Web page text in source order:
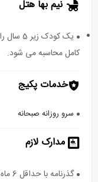
نیم بها هتل
کامل محاسبه می شود.
خدمات پکیج
سرو روزانه صبحانه
مدارک لازم
گذرنامه با حداقل 6 ماه اعتبار